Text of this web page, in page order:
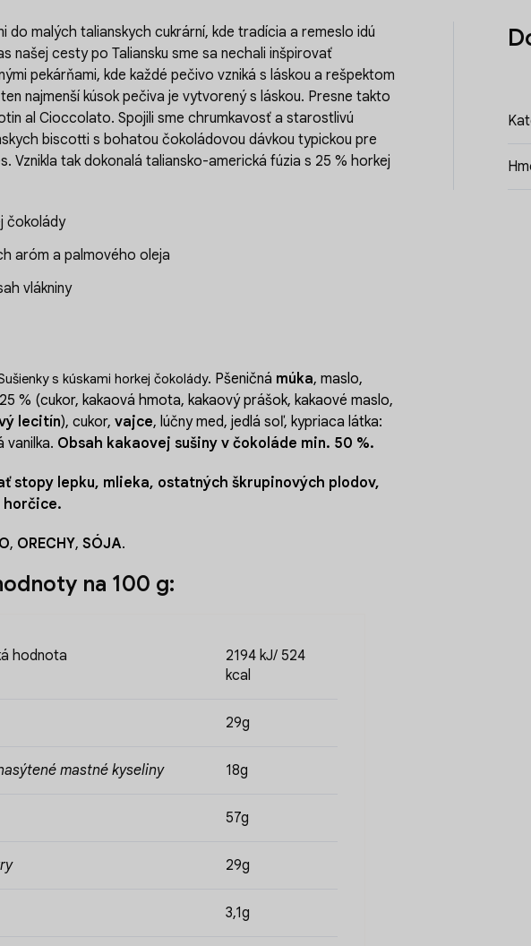
do malých talianskych cukrární, kde tradícia a remeslo idú
našej cesty po Taliansku sme sa nechali inšpirovať
pekárňami, kde každé pečivo vzniká s láskou a rešpektom
najmenší kúsok pečiva je vytvorený s láskou. Presne takto
al Cioccolato. Spojili sme chrumkavosť a starostlivú
biscotti s bohatou čokoládovou dávkou typickou pre
Vznikla tak dokonalá taliansko-americká fúzia s 25 % horkej
čokolády
aróm a palmového oleja
vlákniny
s kúskami horkej čokolády. Pšeničná múka, maslo,
% (cukor, kakaová hmota, kakaový prášok, kakaové maslo,
lecitín), cukor, vajce, lúčny med, jedlá soľ, kypriaca látka:
vanilka. Obsah kakaovej sušiny v čokoláde min. 50 %.
stopy lepku, mlieka, ostatných škrupinových plodov,
horčice.
, ORECHY, SÓJA.
na 100 g:
hodnota
2194 kJ/ 524
kcal
29g
mastné kyseliny 18g
57g
29g
3,1g